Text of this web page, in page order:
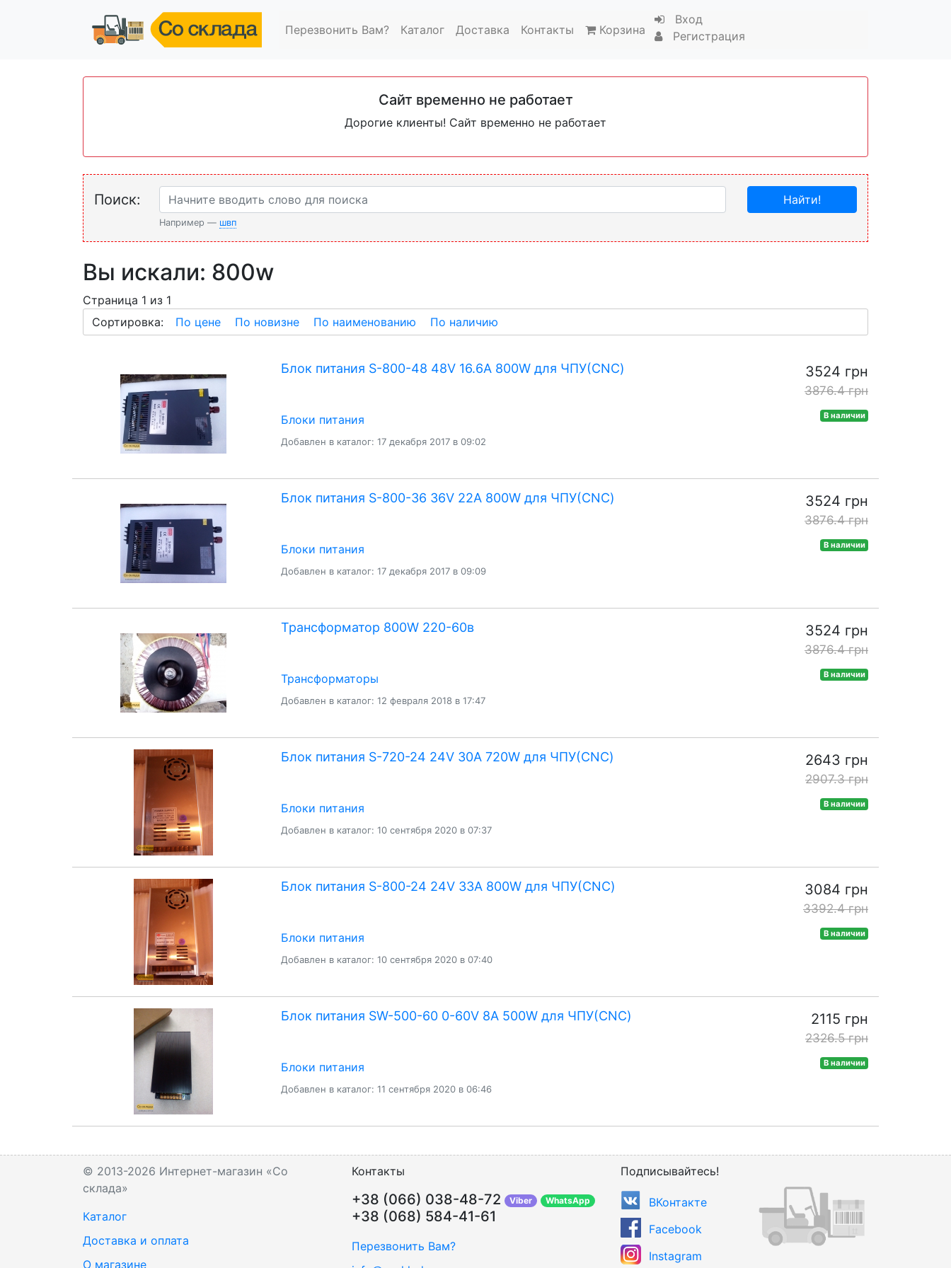
Перезвонить Вам? Каталог Доставка Контакты Корзина
Вход
Регистрация
Сайт временно не работает
Дорогие клиенты! Сайт временно не работает
Поиск:
Например — швп
Найти!
Вы искали: 800w
Страница 1 из 1
Сортировка:
По цене По новизне По наименованию По наличию
Блок питания S-800-48 48V 16.6A 800W для ЧПУ(CNC)
Блоки питания
Добавлен в каталог: 17 декабря 2017 в 09:02
3524 грн
3876.4 грн
В наличии
Блок питания S-800-36 36V 22A 800W для ЧПУ(CNC)
Блоки питания
Добавлен в каталог: 17 декабря 2017 в 09:09
3524 грн
3876.4 грн
В наличии
Трансформатор 800W 220-60в
Трансформаторы
Добавлен в каталог: 12 февраля 2018 в 17:47
3524 грн
3876.4 грн
В наличии
Блок питания S-720-24 24V 30A 720W для ЧПУ(CNC)
Блоки питания
Добавлен в каталог: 10 сентября 2020 в 07:37
2643 грн
2907.3 грн
В наличии
Блок питания S-800-24 24V 33A 800W для ЧПУ(CNC)
Блоки питания
Добавлен в каталог: 10 сентября 2020 в 07:40
3084 грн
3392.4 грн
В наличии
Блок питания SW-500-60 0-60V 8A 500W для ЧПУ(CNC)
Блоки питания
Добавлен в каталог: 11 сентября 2020 в 06:46
2115 грн
2326.5 грн
В наличии
© 2013-2026 Интернет-магазин «Со
склада»
Каталог
Доставка и оплата
О магазине
Контакты
+38 (066) 038-48-72 Viber WhatsApp
+38 (068) 584-41-61
Перезвонить Вам?
Подписывайтесь!
ВКонтакте
Facebook
Instagram